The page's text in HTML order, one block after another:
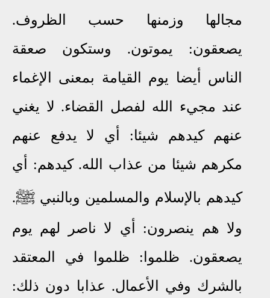
مجالها وزمنها حسب الظروف.
يصعقون: يموتون. وستكون صعقة
الناس أيضا يوم القيامة بمعنى الإغماء
عند مجيء الله لفصل القضاء. لا يغني
عنهم كيدهم شيئا: أي لا يدفع عنهم
مكرهم شيئا من عذاب الله. كيدهم: أي
كيدهم بالإسلام والمسلمين وبالنبي ﷺ.
ولا هم ينصرون: أي لا ناصر لهم يوم
يصعقون. ظلموا: ظلموا في المعتقد
بالشرك وفي الأعمال. عذابا دون ذلك: